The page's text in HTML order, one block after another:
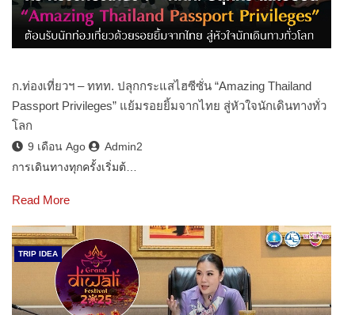
ก.ท่องเที่ยวฯ – ททท. ปลุกกระแสไฮซีซั่น “Amazing Thailand
Passport Privileges” แย้มรอยยิ้มจากไทย สู่หัวใจนักเดินทางทั่ว
โลก
9 เดือน Ago
Admin2
การเดินทางทุกครั้งเริ่มต้…
Read More
TRIP IDEA